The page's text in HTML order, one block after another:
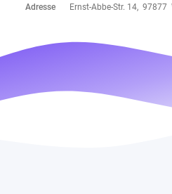
Adresse
Ernst-Abbe-Str. 14, 97877